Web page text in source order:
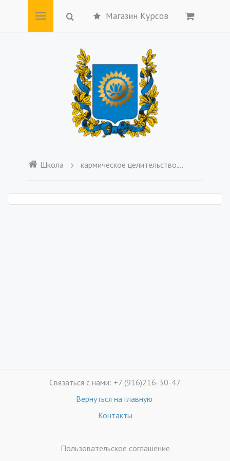
Магазин Курсов
Школа кармическое целительство. Бизнес-отношения
Связаться с нами: +7 (916)216-30-47
Вернуться на главную
Контакты
Пользовательское соглашение